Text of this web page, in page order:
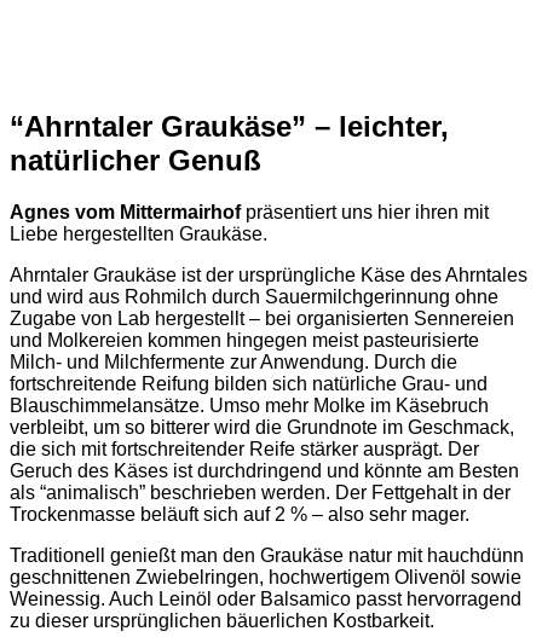
“Ahrntaler Graukäse” – leichter,
natürlicher Genuß
Agnes vom Mittermairhofpräsentiert uns hier ihren mit
Liebe hergestellten Graukäse.
Ahrntaler Graukäse ist der ursprüngliche Käse des Ahrntales
und wird aus Rohmilch durch Sauermilchgerinnung ohne
Zugabe von Lab hergestellt – bei organisierten Sennereien
und Molkereien kommen hingegen meist pasteurisierte
Milch- und Milchfermente zur Anwendung. Durch die
fortschreitende Reifung bilden sich natürliche Grau- und
Blauschimmelansätze. Umso mehr Molke im Käsebruch
verbleibt, um so bitterer wird die Grundnote im Geschmack,
die sich mit fortschreitender Reife stärker ausprägt. Der
Geruch des Käses ist durchdringend und könnte am Besten
als “animalisch” beschrieben werden. Der Fettgehalt in der
Trockenmasse beläuft sich auf 2 % – also sehr mager.
Traditionell genießt man den Graukäse natur mit hauchdünn
geschnittenen Zwiebelringen, hochwertigem Olivenöl sowie
Weinessig. Auch Leinöl oder Balsamico passt hervorragend
zu dieser ursprünglichen bäuerlichen Kostbarkeit.